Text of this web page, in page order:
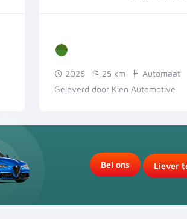
2026 25 km
Automaat
Geleverd door Kien Automotive
Bel ons Liever